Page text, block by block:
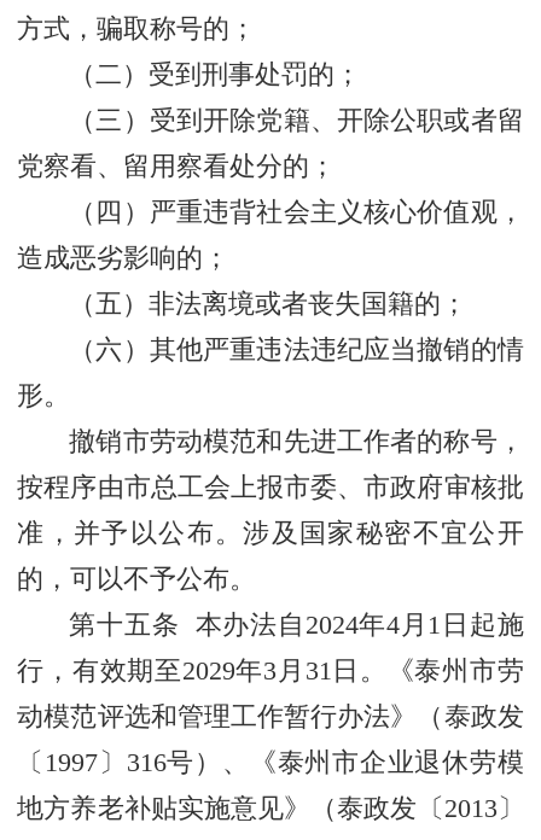
方式，骗取称号的；
（二）受到刑事处罚的；
（三）受到开除党籍、开除公职或者留
党察看、留用察看处分的；
（四）严重违背社会主义核心价值观，
造成恶劣影响的；
（五）非法离境或者丧失国籍的；
（六）其他严重违法违纪应当撤销的情
形。
撤销市劳动模范和先进工作者的称号，
按程序由市总工会上报市委、市政府审核批
准，并予以公布。涉及国家秘密不宜公开
的，可以不予公布。
第十五条 本办法自2024年4月1日起施
行，有效期至2029年3月31日。《泰州市劳
动模范评选和管理工作暂行办法》（泰政发
〔1997〕316号）、《泰州市企业退休劳模
地方养老补贴实施意见》（泰政发〔2013〕